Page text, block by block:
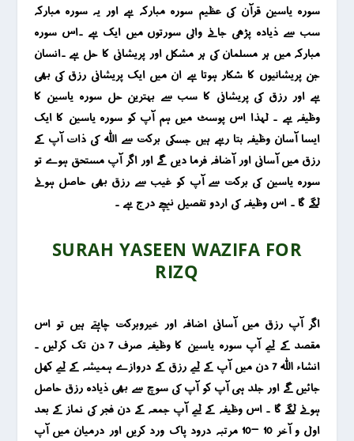
سورہ یاسین قرآن کی عظیم سورہ مبارکہ ہے اور یہ سورہ مبارکہ
سب سے ذیادہ پڑھی جانے والی سورتوں میں ایک ہے ۔اس سورہ
مبارکہ میں ہر مسلمان کی ہر مشکل اور پریشانی کا حل ہے ۔انسان
جن پریشانیوں کا شکار ہوتا ہے ان میں ایک پریشانی رزق کی بھی
ہے اور رزق کی پریشانی کا سب سے بہترین حل سورہ یاسین کا
وظیفہ ہے ۔ لہذا اس پوسٹ میں ہم آپ کو سورہ یاسین کا ایک
ایسا آسان وظیفہ بتا رہے ہیں جسکی برکت سے اللہ کی ذات آپ کے
رزق میں آسانی اور آضافہ فرما دیں گے اور اگر آپ مستحق ہوے تو
سورہ یاسین کی برکت سے آپ کو غیب سے رزق بھی حاصل ہونے
لگے گا ۔ اس وظیفہ کی اردو تفصیل نیچے درج ہے ۔
SURAH YASEEN WAZIFA FOR
RIZQ
اگر آپ رزق میں آسانی اضافہ اور خیروبرکت چاہتے ہیں تو اس
مقصد کے لیے آپ سورہ یاسین کا وظیفہ صرف 7 دن تک کرلیں ۔
انشاء اللہ 7 دن میں آپ کے لیے رزق کے دروازے ہمیشہ کے لیے کھل
جائیں گے اور جلد ہی آپ کو آپ کی سوچ سے بھی ذیادہ رزق حاصل
ہونے لگے گا ۔ اس وظیفہ کے لیے آپ جمعہ کے دن فجر کی نماز کے بعد
اول و آخر 10 -10 مرتبہ درود پاک ورد کریں اور درمیان میں آپ